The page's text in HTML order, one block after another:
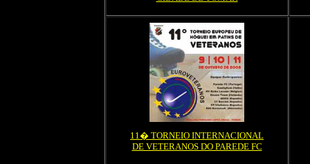
11� TORNEIO INTERNACIONAL
DE VETERANOS DO PAREDE FC